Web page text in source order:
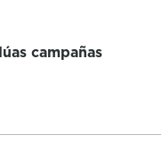
campañas